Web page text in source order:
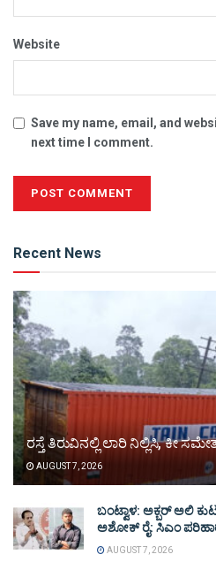
Website
Save my name, email, and
next time I comment.
Recent News
ರಸ್ತೆ ತಿರುವಿನಲ್ಲಿ ಲಾರಿ ನಿಲ್ಲಿಸಿ, ಕೀ
AUGUST 7, 2026
ಬಂಟ್ವಾಳ: ಅಕ್ಬರ್ ಅಲಿ
ಅಶೋಕ್ ರೈ: ಸಿಎಂ
AUGUST 7, 2026